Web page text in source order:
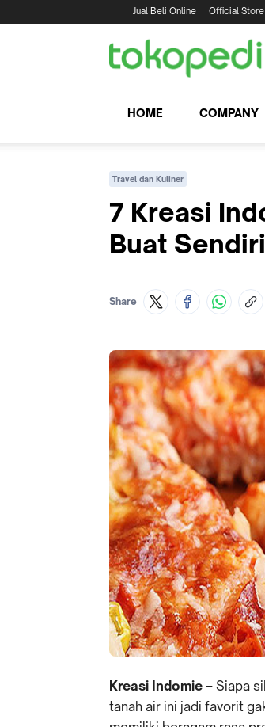
Jual Beli Online Official Store
HOME COMPANY
Travel dan Kuliner
7 Kreasi
Buat Sendiri
Share
Kreasi Indomie – Siapa
tanah air ini jadi favorit